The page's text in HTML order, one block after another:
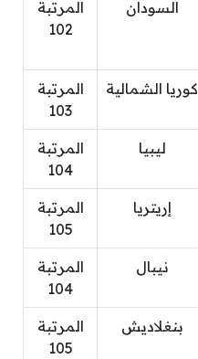
السودان
المرتبة
102
كوريا الشمالية
المرتبة
103
ليبيا
المرتبة
104
إريتريا
المرتبة
105
نيبال
المرتبة
104
بنغلاديش
المرتبة
105